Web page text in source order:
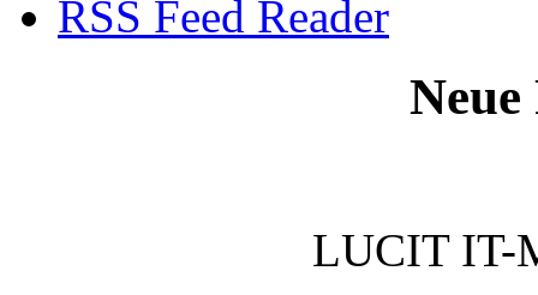
RSS Feed Reader
Neue
LUCIT IT-